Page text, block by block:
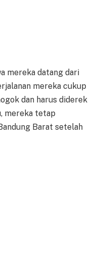
mereka datang dari
mereka cukup
dan harus diderek
mereka tetap
Barat setelah